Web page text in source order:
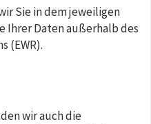
Sie in dem jeweiligen
Ihrer Daten außerhalb des
(EWR).
wir auch die